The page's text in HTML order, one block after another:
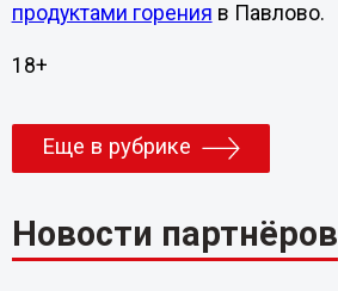
продуктами горения в Павлово.
18+
Еще в рубрике
Новости партнёров